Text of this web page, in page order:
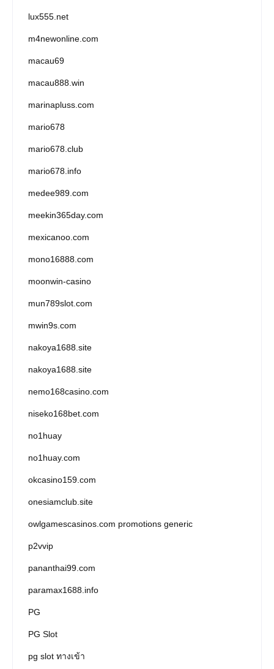
lux555.net
m4newonline.com
macau69
macau888.win
marinapluss.com
mario678
mario678.club
mario678.info
medee989.com
meekin365day.com
mexicanoo.com
mono16888.com
moonwin-casino
mun789slot.com
mwin9s.com
nakoya1688.site
nakoya1688.site
nemo168casino.com
niseko168bet.com
no1huay
no1huay.com
okcasino159.com
onesiamclub.site
owlgamescasinos.com promotions generic
p2vvip
pananthai99.com
paramax1688.info
PG
PG Slot
pg slot ทางเข้า